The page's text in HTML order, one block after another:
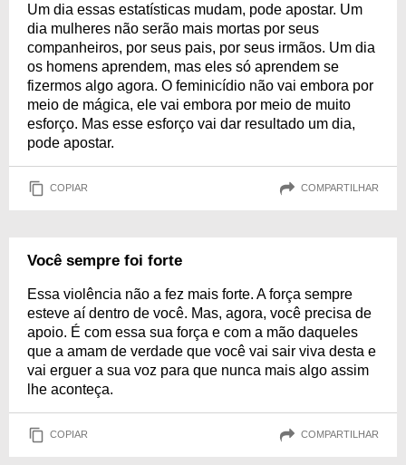
Um dia essas estatísticas mudam, pode apostar. Um
dia mulheres não serão mais mortas por seus
companheiros, por seus pais, por seus irmãos. Um dia
os homens aprendem, mas eles só aprendem se
fizermos algo agora. O feminicídio não vai embora por
meio de mágica, ele vai embora por meio de muito
esforço. Mas esse esforço vai dar resultado um dia,
pode apostar.
COPIAR COMPARTILHAR
Você sempre foi forte
Essa violência não a fez mais forte. A força sempre
esteve aí dentro de você. Mas, agora, você precisa de
apoio. É com essa sua força e com a mão daqueles
que a amam de verdade que você vai sair viva desta e
vai erguer a sua voz para que nunca mais algo assim
lhe aconteça.
COPIAR COMPARTILHAR